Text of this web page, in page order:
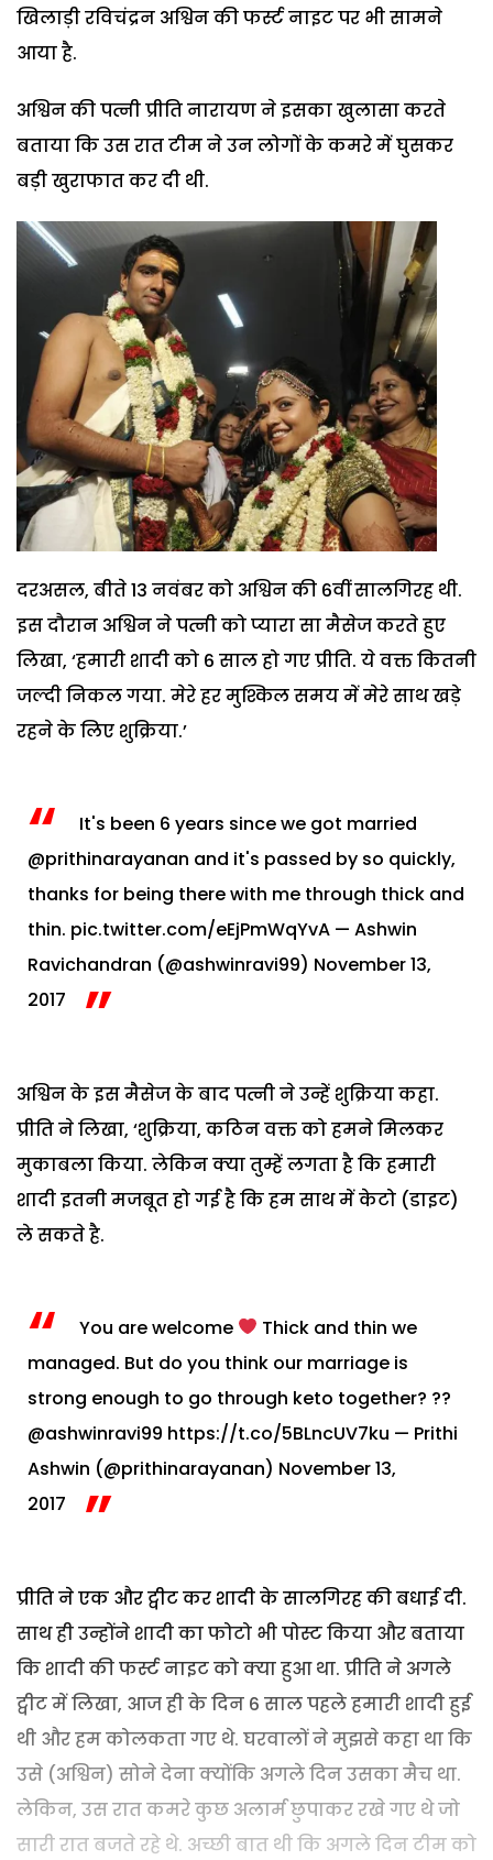
खिलाड़ी रविचंद्रन अश्विन की फर्स्ट नाइट पर भी सामने
आया है.
अश्विन की पत्नी प्रीति नारायण ने इसका खुलासा करते
बताया कि उस रात टीम ने उन लोगों के कमरे में घुसकर
बड़ी खुराफात कर दी थी.
दरअसल, बीते 13 नवंबर को अश्विन की 6वीं सालगिरह थी.
इस दौरान अश्विन ने पत्नी को प्यारा सा मैसेज करते हुए
लिखा, ‘हमारी शादी को 6 साल हो गए प्रीति. ये वक्त कितनी
जल्दी निकल गया. मेरे हर मुश्किल समय में मेरे साथ खड़े
रहने के लिए शुक्रिया.’
It's been 6 years since we got married
@prithinarayanan and it's passed by so quickly,
thanks for being there with me through thick and
thin. pic.twitter.com/eEjPmWqYvA — Ashwin
Ravichandran (@ashwinravi99) November 13,
2017
अश्विन के इस मैसेज के बाद पत्नी ने उन्हें शुक्रिया कहा.
प्रीति ने लिखा, ‘शुक्रिया, कठिन वक्त को हमने मिलकर
मुकाबला किया. लेकिन क्या तुम्हें लगता है कि हमारी
शादी इतनी मजबूत हो गई है कि हम साथ में केटो (डाइट)
ले सकते है.
You are welcome
Thick and thin we
managed. But do you think our marriage is
strong enough to go through keto together? ??
@ashwinravi99 https://t.co/5BLncUV7ku — Prithi
Ashwin (@prithinarayanan) November 13,
2017
प्रीति ने एक और ट्वीट कर शादी के सालगिरह की बधाई दी.
साथ ही उन्होंने शादी का फोटो भी पोस्ट किया और बताया
कि शादी की फर्स्ट नाइट को क्या हुआ था. प्रीति ने अगले
ट्वीट में लिखा, आज ही के दिन 6 साल पहले हमारी शादी हुई
थी और हम कोलकता गए थे. घरवालों ने मुझसे कहा था कि
उसे (अश्विन) सोने देना क्योंकि अगले दिन उसका मैच था.
लेकिन, उस रात कमरे कुछ अलार्म छुपाकर रखे गए थे जो
सारी रात बजते रहे थे. अच्छी बात थी कि अगले दिन टीम को